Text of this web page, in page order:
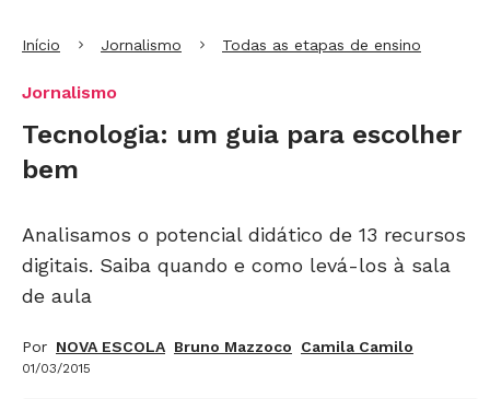
Início Jornalismo Todas as etapas de ensino
Jornalismo
Tecnologia: um guia para escolher
bem
Analisamos o potencial didático de 13 recursos
digitais. Saiba quando e como levá-los à sala
de aula
Por NOVA ESCOLA Bruno Mazzoco Camila Camilo
01/03/2015